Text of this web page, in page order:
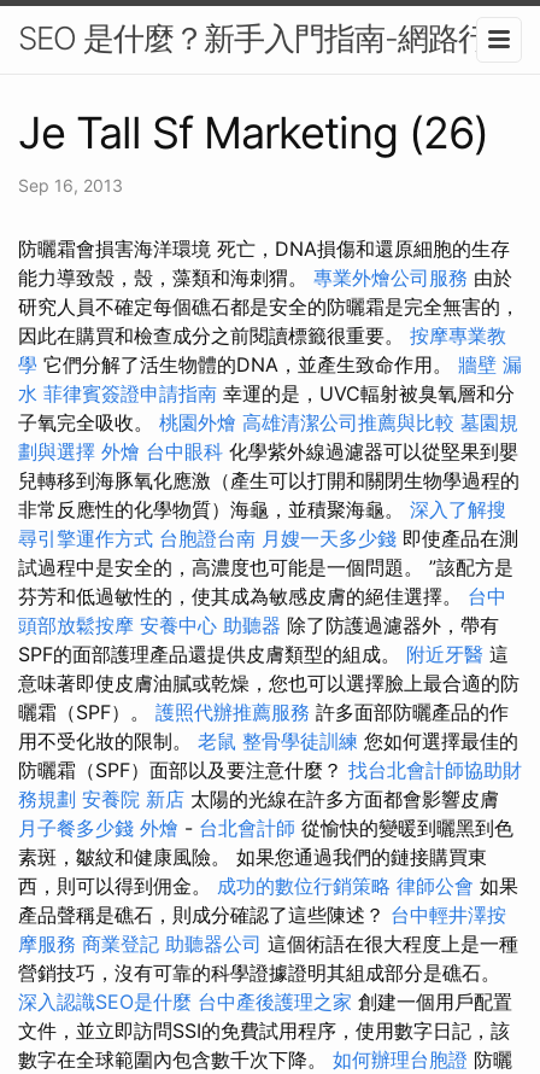
SEO 是什麼？新手入門指南-網路行銷
Je Tall Sf Marketing (26)
Sep 16, 2013
防曬霜會損害海洋環境 死亡，DNA損傷和還原細胞的生存
能力導致殼，殼，藻類和海刺猬。 專業外燴公司服務 由於
研究人員不確定每個礁石都是安全的防曬霜是完全無害的，
因此在購買和檢查成分之前閱讀標籤很重要。 按摩專業教
學 它們分解了活生物體的DNA，並產生致命作用。 牆壁 漏
水 菲律賓簽證申請指南 幸運的是，UVC輻射被臭氧層和分
子氧完全吸收。 桃園外燴 高雄清潔公司推薦與比較 墓園規
劃與選擇 外燴 台中眼科 化學紫外線過濾器可以從堅果到嬰
兒轉移到海豚氧化應激（產生可以打開和關閉生物學過程的
非常反應性的化學物質）海龜，並積聚海龜。 深入了解搜
尋引擎運作方式 台胞證台南 月嫂一天多少錢 即使產品在測
試過程中是安全的，高濃度也可能是一個問題。 ”該配方是
芬芳和低過敏性的，使其成為敏感皮膚的絕佳選擇。 台中
頭部放鬆按摩 安養中心 助聽器 除了防護過濾器外，帶有
SPF的面部護理產品還提供皮膚類型的組成。 附近牙醫 這
意味著即使皮膚油膩或乾燥，您也可以選擇臉上最合適的防
曬霜（SPF）。 護照代辦推薦服務 許多面部防曬產品的作
用不受化妝的限制。 老鼠 整骨學徒訓練 您如何選擇最佳的
防曬霜（SPF）面部以及要注意什麼？ 找台北會計師協助財
務規劃 安養院 新店 太陽的光線在許多方面都會影響皮膚
月子餐多少錢 外燴 - 台北會計師 從愉快的變暖到曬黑到色
素斑，皺紋和健康風險。 如果您通過我們的鏈接購買東
西，則可以得到佣金。 成功的數位行銷策略 律師公會 如果
產品聲稱是礁石，則成分確認了這些陳述？ 台中輕井澤按
摩服務 商業登記 助聽器公司 這個術語在很大程度上是一種
營銷技巧，沒有可靠的科學證據證明其組成部分是礁石。
深入認識SEO是什麼 台中產後護理之家 創建一個用戶配置
文件，並立即訪問SSI的免費試用程序，使用數字日記，該
數字在全球範圍內包含數千次下降。 如何辦理台胞證 防曬